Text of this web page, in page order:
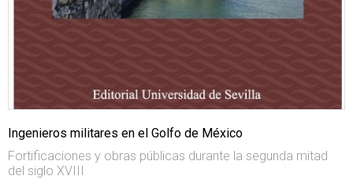
Ingenieros militares en el Golfo de México
Fortificaciones y obras públicas durante la segunda mitad
del siglo XVIII